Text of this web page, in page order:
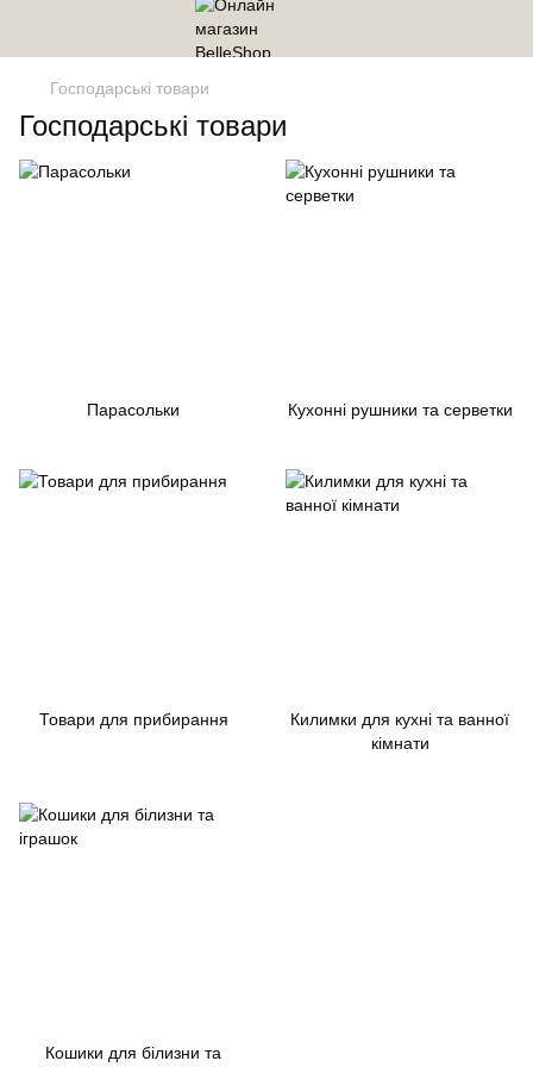
Господарські товари
Господарські товари
Парасольки Кухонні рушники та серветки
Товари для прибирання
Килимки для кухні та ванної
кімнати
Кошики для білизни та